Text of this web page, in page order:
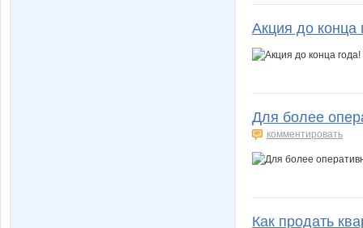
Акция до конца
Для более
комментировать
Как продать